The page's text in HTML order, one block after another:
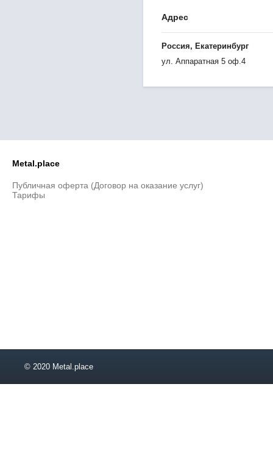
Адрес
Россия, Екатеринбург
ул. Аппаратная 5 оф.4
Metal.place
Публичная оферта (Договор на оказание услуг)
Тарифы
© 2020 Metal.place